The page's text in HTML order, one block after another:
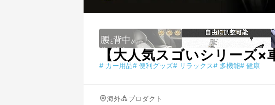
【大人気スゴいシリーズ
# カー用品# 便利グッズ# リラックス# 多機能# 健康
海外 プロダクト